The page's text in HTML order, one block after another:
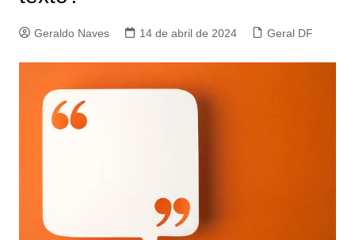
Geraldo Naves 14 de abril de 2024 Geral DF